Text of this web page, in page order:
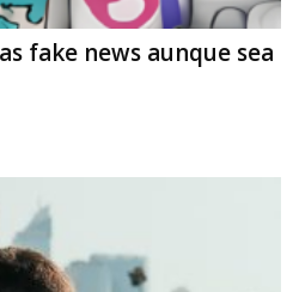
fake news aunque sea